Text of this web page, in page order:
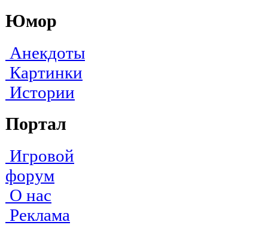
Юмор
Анекдоты
Картинки
Истории
Портал
Игровой
форум
О нас
Реклама